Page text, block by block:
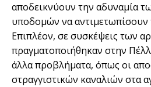
αποδεικνύουν την αδυναμία
υποδομών να αντιμετωπίσουν
Επιπλέον, σε συσκέψεις των
πραγματοποιήθηκαν στην
άλλα προβλήματα, όπως οι
στραγγιστικών καναλιών στα